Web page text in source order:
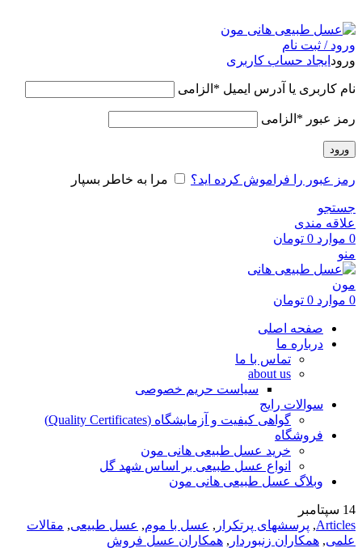
ورود / ثبت نام
ورود ایجاد حساب کاربری
نام کاربری یا آدرس ایمیل * الزامی
رمز عبور * الزامی
ورود
رمز عبور را فراموش کرده اید؟ مرا به خاطر بسپار
جستجو
علاقه مندی
0 موارد 0 تومان
منو
0 موارد 0 تومان
صفحه اصلی
درباره ما
تماس با ما
about us
سیاست حریم خصوصی
سوالات رایج
گواهی کیفیت و آزمایشگاه (Quality Certificates)
فروشگاه
خرید عسل طبیعی هانی مون
انواع عسل طبیعی بر اساس شهد گل
وبلاگ عسل طبیعی هانی مون
14 سپتامبر
Articles
, پرسشهای پرتکرار , عسل با موم, عسل طبیعی, مقالات
علمی, همکاران زنبوردار , همکاران عسل فروش